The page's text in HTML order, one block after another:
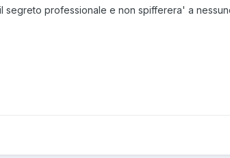
professionale e non spifferera' a